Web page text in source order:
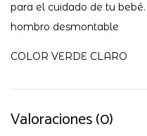
para el cuidado de tu
hombro desmontable
COLOR VERDE CLARO
Valoraciones (0)